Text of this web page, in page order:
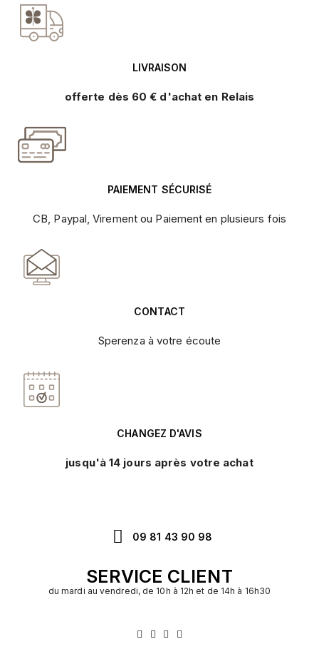
LIVRAISON
offerte dès 60 € d'achat en Relais
PAIEMENT SÉCURISÉ
CB, Paypal, Virement ou Paiement en plusieurs fois
CONTACT
Sperenza à votre écoute
CHANGEZ D'AVIS
jusqu'à 14 jours après votre achat
09 81 43 90 98
SERVICE CLIENT
du mardi au vendredi, de 10h à 12h et de 14h à 16h30